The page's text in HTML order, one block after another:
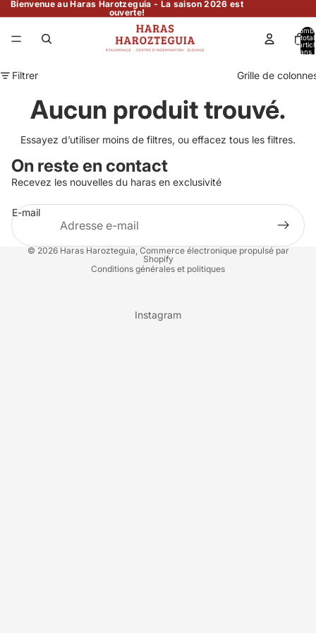
Bienvenue au Haras Harotzeguia - La saison 2026 est
ouverte!
total
dans
Filtrer Grille de
Aucun produit trouvé.
Essayez d’utiliser moins de filtres, ou effacez tous les filtres.
On reste en contact
Recevez les nouvelles du haras en exclusivité
E-mail
© 2026 Haras Harozteguia, Commerce électronique propulsé par
Shopify
Conditions générales et politiques
Politique de confidentialité
Instagram